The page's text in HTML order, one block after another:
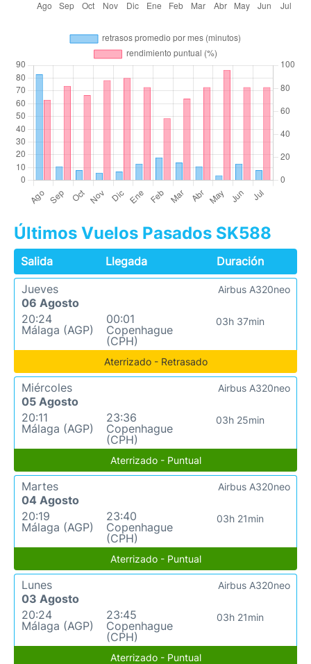
Últimos Vuelos Pasados SK588
Salida Llegada
Duración
Jueves
06 Agosto
20:24
Málaga (AGP)
00:01
Copenhague
(CPH)
03h 37min
Airbus A320neo
Aterrizado - Retrasado
Miércoles
05 Agosto
20:11
Málaga (AGP)
23:36
Copenhague
(CPH)
03h 25min
Airbus A320neo
Aterrizado - Puntual
Martes
04 Agosto
20:19
Málaga (AGP)
23:40
Copenhague
(CPH)
03h 21min
Airbus A320neo
Aterrizado - Puntual
Lunes
03 Agosto
20:24
Málaga (AGP)
23:45
Copenhague
(CPH)
03h 21min
Airbus A320neo
Aterrizado - Puntual